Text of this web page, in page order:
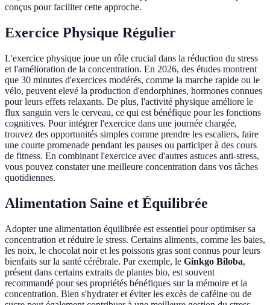
conçus pour faciliter cette approche.
Exercice Physique Régulier
L'exercice physique joue un rôle crucial dans la réduction du stress
et l'amélioration de la concentration. En 2026, des études montrent
que 30 minutes d'exercices modérés, comme la marche rapide ou le
vélo, peuvent elevé la production d'endorphines, hormones connues
pour leurs effets relaxants. De plus, l'activité physique améliore le
flux sanguin vers le cerveau, ce qui est bénéfique pour les fonctions
cognitives. Pour intégrer l'exercice dans une journée chargée,
trouvez des opportunités simples comme prendre les escaliers, faire
une courte promenade pendant les pauses ou participer à des cours
de fitness. En combinant l'exercice avec d'autres astuces anti-stress,
vous pouvez constater une meilleure concentration dans vos tâches
quotidiennes.
Alimentation Saine et Équilibrée
Adopter une alimentation équilibrée est essentiel pour optimiser sa
concentration et réduire le stress. Certains aliments, comme les baies,
les noix, le chocolat noir et les poissons gras sont connus pour leurs
bienfaits sur la santé cérébrale. Par exemple, le Ginkgo Biloba,
présent dans certains extraits de plantes bio, est souvent
recommandé pour ses propriétés bénéfiques sur la mémoire et la
concentration. Bien s'hydrater et éviter les excès de caféine ou de